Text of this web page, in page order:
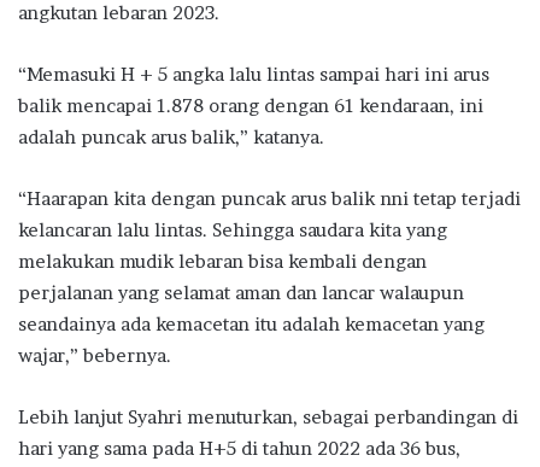
angkutan lebaran 2023.
“Memasuki H + 5 angka lalu lintas sampai hari ini arus
balik mencapai 1.878 orang dengan 61 kendaraan, ini
adalah puncak arus balik,” katanya.
“Haarapan kita dengan puncak arus balik nni tetap terjadi
kelancaran lalu lintas. Sehingga saudara kita yang
melakukan mudik lebaran bisa kembali dengan
perjalanan yang selamat aman dan lancar walaupun
seandainya ada kemacetan itu adalah kemacetan yang
wajar,” bebernya.
Lebih lanjut Syahri menuturkan, sebagai perbandingan di
hari yang sama pada H+5 di tahun 2022 ada 36 bus,